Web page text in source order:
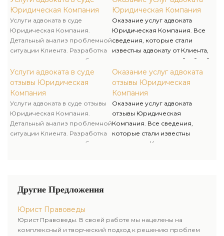
(претензии, требования об
уплате задолженности и т.д.).
Юридическая Компания
Услуги адвоката в суде
Юридическая Компания.
Детальный анализ проблемной
ситуации Клиента. Разработка
документов для досудебного
урегулирования споров
(претензии, требования об
уплате задолженности и т.д.).
Услуги адвоката в суде
отзывы Юридическая
Компания
Услуги адвоката в суде отзывы
Юридическая Компания.
Детальный анализ проблемной
ситуации Клиента. Разработка
документов для досудебного
не имеет права допрашивать
адвоката или требовать
разглашения адвокатской
тайны. Юрист несет личную
ответственность за
неправомерное разглашение
этих данных.
Юридическая Компания
Оказание услуг адвоката
Юридическая Компания. Все
сведения, которые стали
известны адвокату от Клиента,
считаются адвокатской тайной
и охраняются Законом. Никто
не имеет права допрашивать
адвоката или требовать
разглашения адвокатской
тайны. Юрист несет личную
ответственность за
Оказание услуг адвоката
отзывы Юридическая
Компания
Оказание услуг адвоката
отзывы Юридическая
Компания. Все сведения,
которые стали известны
адвокату от Клиента, считаются
неправомерное разглашение
этих данных.
Другие Предложения
Юрист Правоведы
Юрист Правоведы. В своей работе мы нацелены на
комплексный и творческий подход к решению проблем